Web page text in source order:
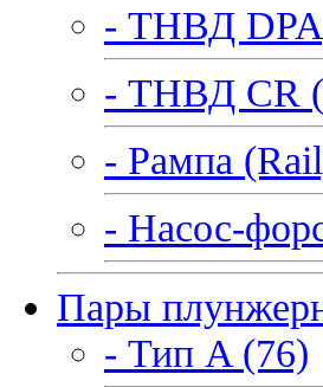
- ТНВД
- ТНВД CR
- Рампа
- Насос-
Пары
- Тип A (76)